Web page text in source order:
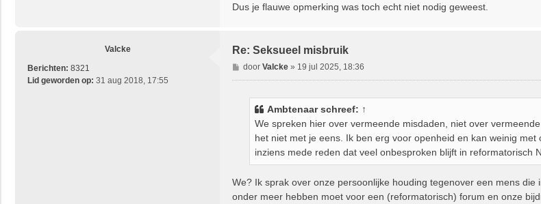
Dus je flauwe opmerking was toch echt niet nodig geweest.
Valcke
Berichten: 8321
Lid geworden op: 31 aug 2018, 17:55
Re: Seksueel misbruik
B
e
door Valcke» 19 jul 2025, 18:36
Ambtenaarschreef: ↑
We spreken hier over vermeende misdaden, niet over
het niet met je eens. Ik ben erg voor openheid en kan weinig
inziens mede reden dat veel onbesproken blijft in reformatorisch
We? Ik sprak over onze persoonlijke houding tegenover een mens
onder meer hebben moet voor een (reformatorisch) forum en onze